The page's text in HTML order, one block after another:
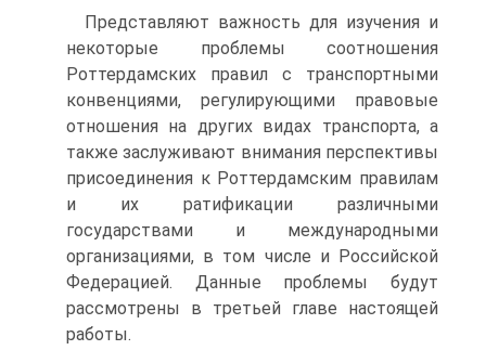
Представляют важность для изучения и
некоторые проблемы соотношения
Роттердамских правил с транспортными
конвенциями, регулирующими правовые
отношения на других видах транспорта, а
также заслуживают внимания перспективы
присоединения к Роттердамским правилам
и их ратификации различными
государствами и международными
организациями, в том числе и Российской
Федерацией. Данные проблемы будут
рассмотрены в третьей главе настоящей
работы.